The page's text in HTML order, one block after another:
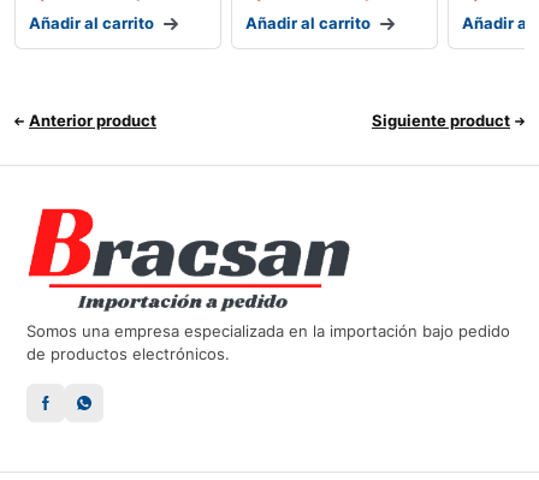
Añadir al carrito Añadir al carrito Añadir al
Anterior product Siguiente product
Somos una empresa especializada en la importación bajo pedido
de productos electrónicos.